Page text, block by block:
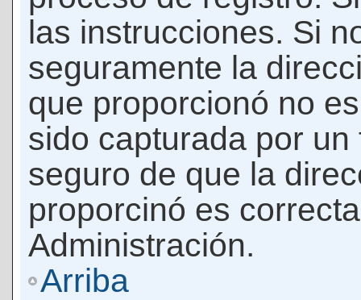
las instrucciones. Si
seguramente la
que proporcionó no
sido capturada por
seguro de que la
proporcinó es
Administración.
Arriba